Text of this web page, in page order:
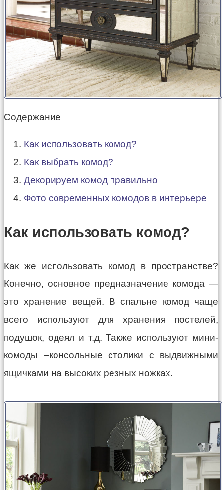
Содержание
Как использовать комод?
Как выбрать комод?
Декорируем комод правильно
Фото современных комодов в интерьере
Как использовать комод?
Как же использовать комод в пространстве?
Конечно, основное предназначение комода —
это хранение вещей. В спальне комод чаще
всего используют для хранения постелей,
подушок, одеял и т.д. Также используют мини-
комоды –консольные столики с выдвижными
ящичками на высоких резных ножках.